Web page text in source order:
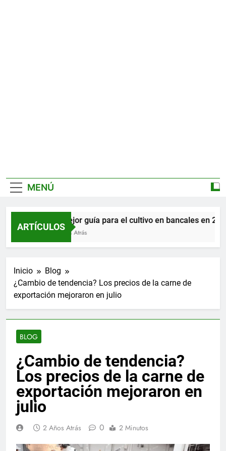
MENÚ
ARTÍCULOS
La mejor guía para el cultivo en bancales en 2026
3 Meses Atrás
Inicio
Blog
¿Cambio de tendencia? Los precios de la carne de
exportación mejoraron en julio
BLOG
¿Cambio de tendencia?
Los precios de la carne de
exportación mejoraron en
julio
2 Años Atrás 0 2 Minutos